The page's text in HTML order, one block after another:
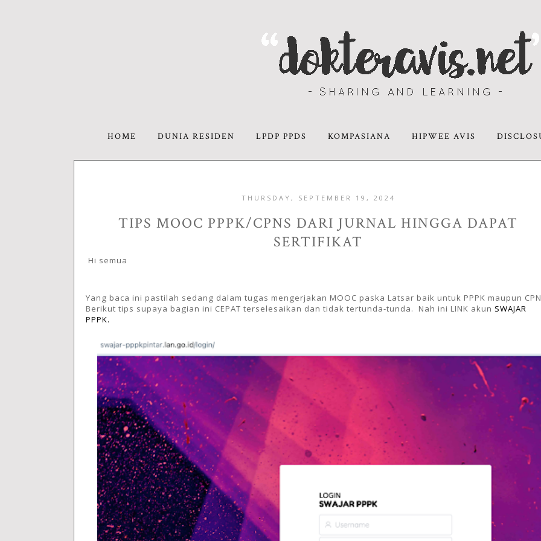
HOME DUNIA RESIDEN LPDP PPDS KOMPASIANA HIPWEE AVIS
THURSDAY, SEPTEMBER 19, 2024
TIPS MOOC PPPK/CPNS DARI JURNAL HINGGA DAPAT
SERTIFIKAT
Hi semua
Yang baca ini pastilah sedang dalam tugas mengerjakan MOOC paska Latsar baik untuk PPPK maupun
Berikut tips supaya bagian ini CEPAT terselesaikan dan tidak tertunda-tunda. Nah ini LINK akun SWAJAR
PPPK.